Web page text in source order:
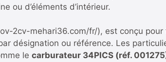
ou d’éléments d’intérieur.
2cv-mehari36.com/fr/), est conçu
désignation ou référence. Les
le carburateur 34PICS (réf.